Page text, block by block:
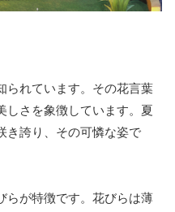
られています。その花言葉
しさを象徴しています。夏
き誇り、その可憐な姿で
らが特徴です。花びらは薄